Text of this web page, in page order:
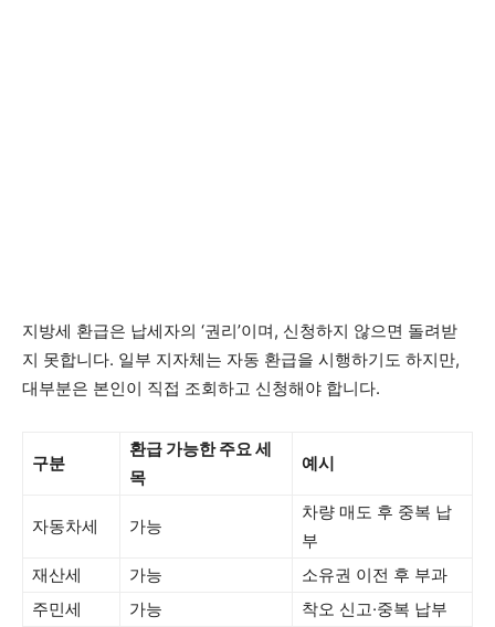
지방세 환급은 납세자의 ‘권리’이며, 신청하지 않으면 돌려받
지 못합니다. 일부 지자체는 자동 환급을 시행하기도 하지만,
대부분은 본인이 직접 조회하고 신청해야 합니다.
구분
환급 가능한 주요 세
목
예시
자동차세 가능
차량 매도 후 중복 납
부
재산세
가능
소유권 이전 후 부과
주민세
가능 착오 신고·중복 납부